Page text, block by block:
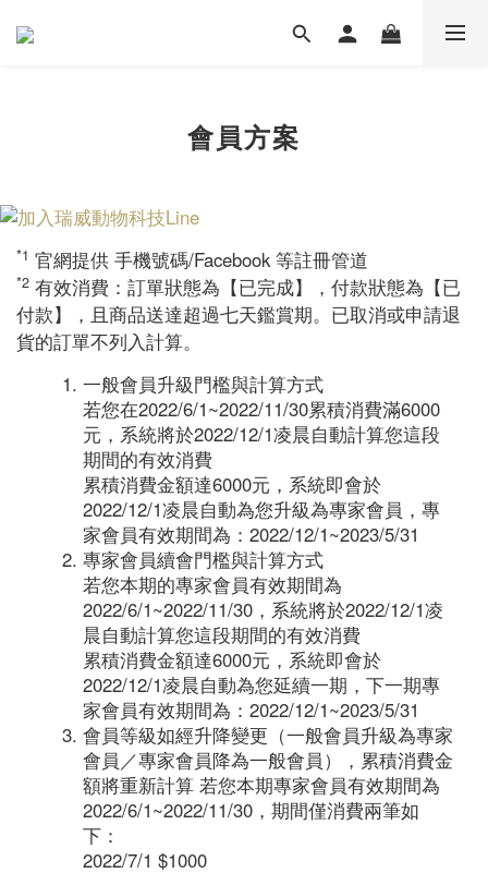
會員方案
*1 官網提供 手機號碼/Facebook 等註冊管道
*2 有效消費：訂單狀態為【已完成】，付款狀態為【已
付款】，且商品送達超過七天鑑賞期。已取消或申請退
貨的訂單不列入計算。
一般會員升級門檻與計算方式
若您在2022/6/1~2022/11/30累積消費滿6000
元，系統將於2022/12/1凌晨自動計算您這段
期間的有效消費
累積消費金額達6000元，系統即會於
2022/12/1凌晨自動為您升級為專家會員，專
家會員有效期間為：2022/12/1~2023/5/31
專家會員續會門檻與計算方式
若您本期的專家會員有效期間為
2022/6/1~2022/11/30，系統將於2022/12/1凌
晨自動計算您這段期間的有效消費
累積消費金額達6000元，系統即會於
2022/12/1凌晨自動為您延續一期，下一期專
家會員有效期間為：2022/12/1~2023/5/31
會員等級如經升降變更（一般會員升級為專家
會員／專家會員降為一般會員），累積消費金
額將重新計算 若您本期專家會員有效期間為
2022/6/1~2022/11/30，期間僅消費兩筆如
下：
2022/7/1 $1000